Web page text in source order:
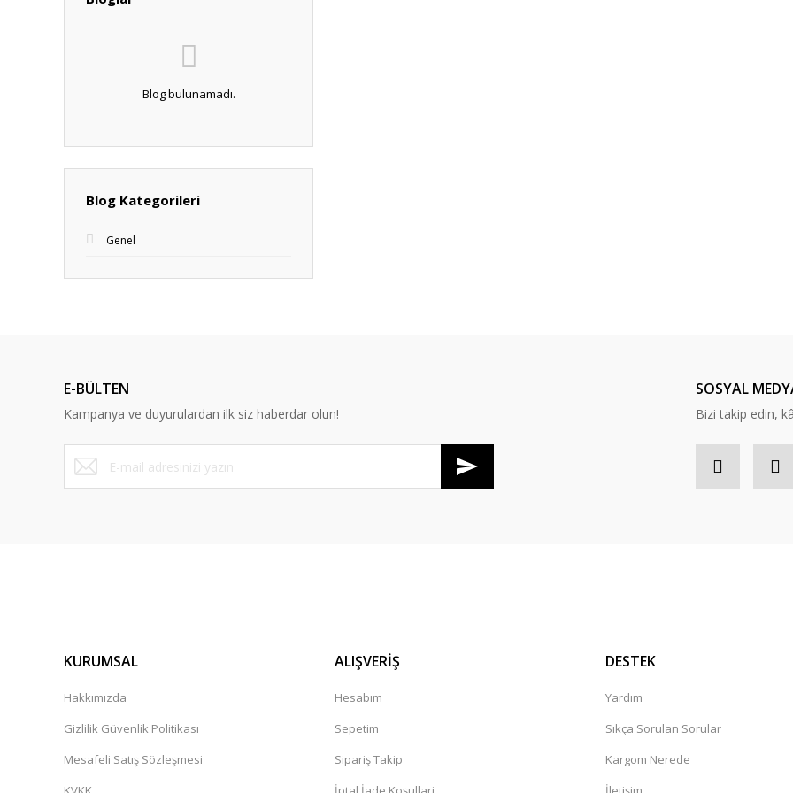
Blog bulunamadı.
Blog Kategorileri
Genel
E-BÜLTEN
Kampanya ve duyurulardan ilk siz haberdar olun!
SOSYAL
Bizi takip edin,
KURUMSAL
Hakkımızda
Gizlilik Güvenlik Politikası
Mesafeli Satış Sözleşmesi
ALIŞVERİŞ
Hesabım
Sepetim
Sipariş Takip
DESTEK
Yardım
Sıkça Sorulan Sorular
Kargom Nerede